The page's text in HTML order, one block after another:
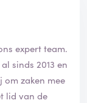
expert team.
sinds 2013 en
zaken mee
lid van de